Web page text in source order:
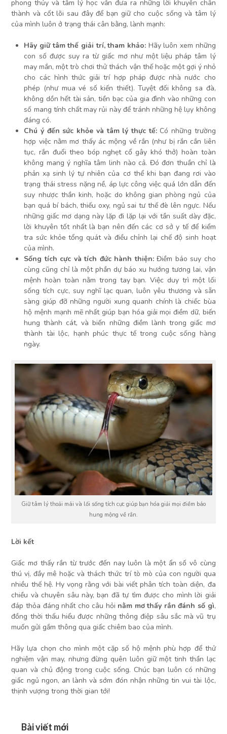
phong thủy và tâm lý học vẫn đưa ra những lời khuyên chân
thành và cốt lõi sau đây để bạn giữ cho cuộc sống và tâm lý
của mình luôn ở trạng thái cân bằng, lành mạnh:
Hãy giữ tâm thế giải trí, tham khảo:Hãy luôn xem những
con số được suy ra từ giấc mơ như một liệu pháp tâm lý
may mắn, một trò chơi thử thách vận thế hoặc một gợi ý nhỏ
cho các hình thức giải trí hợp pháp được nhà nước cho
phép (như mua vé số kiến thiết). Tuyệt đối không sa đà,
không dồn hết tài sản, tiền bạc của gia đình vào những con
số mang tính chất may rủi này để tránh những hệ lụy không
đáng có.
Chú ý đến sức khỏe và tâm lý thực tế:Có những trường
hợp việc nằm mơ thấy ác mộng về rắn (như bị rắn cắn liên
tục, rắn đuổi theo bóp nghẹt cổ gây khó thở) hoàn toàn
không mang ý nghĩa tâm linh nào cả. Đó đơn thuần chỉ là
phản xạ sinh lý tự nhiên của cơ thể khi bạn đang rơi vào
trạng thái stress nặng nề, áp lực công việc quá lớn dẫn đến
suy nhược thần kinh, hoặc do không gian phòng ngủ của
bạn quá bí bách, thiếu oxy, ngủ sai tư thế đè lên ngực. Nếu
những giấc mơ dạng này lặp đi lặp lại với tần suất dày đặc,
lời khuyên tốt nhất là bạn nên đến các cơ sở y tế để kiểm
tra sức khỏe tổng quát và điều chỉnh lại chế độ sinh hoạt
của mình.
Sống tích cực và tích đức hành thiện:Điềm báo suy cho
cùng cũng chỉ là một phần dự báo xu hướng tương lai, vận
mệnh hoàn toàn nằm trong tay bạn. Việc duy trì một lối
sống tích cực, suy nghĩ lạc quan, luôn yêu thương và sẵn
sàng giúp đỡ những người xung quanh chính là chiếc bùa
hộ mệnh mạnh mẽ nhất giúp bạn hóa giải mọi điềm dữ, biến
hung thành cát, và biến những điềm lành trong giấc mơ
thành tài lộc, hạnh phúc thực tế trong cuộc sống hàng
ngày.
Giữ tâm lý thoải mái và lối sống tích cực giúp bạn hóa giải mọi điềm báo
hung mộng về rắn.
Lời kết
Giấc mơ thấy rắn từ trước đến nay luôn là một ẩn số vô cùng
thú vị, đầy mê hoặc và thách thức trí tò mò của con người qua
nhiều thế hệ. Hy vọng rằng với bài viết phân tích toàn diện, đa
chiều và chuyên sâu này, bạn đã tự tìm được cho mình lời giải
đáp thỏa đáng nhất cho câu hỏi nằm mơ thấy rắn đánh số gì,
đồng thời thấu hiểu được những thông điệp sâu sắc mà vũ trụ
muốn gửi gắm thông qua giấc chiêm bao của mình.
Hãy lựa chọn cho mình một cặp số hộ mệnh phù hợp để thử
nghiệm vận may, nhưng đừng quên luôn giữ một tinh thần lạc
quan và chủ động trong cuộc sống. Chúc bạn luôn có những
giấc ngủ ngon, an lành và sớm đón nhận những tin vui tài lộc,
thịnh vượng trong thời gian tới!
Bài viết mới